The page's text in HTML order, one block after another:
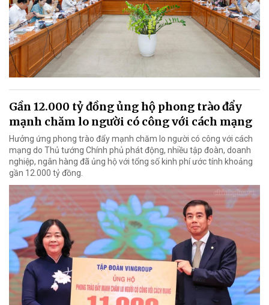
Gần 12.000 tỷ đồng ủng hộ phong trào đẩy
mạnh chăm lo người có công với cách mạng
Hưởng ứng phong trào đẩy mạnh chăm lo người có công với cách
mạng do Thủ tướng Chính phủ phát động, nhiều tập đoàn, doanh
nghiệp, ngân hàng đã ủng hộ với tổng số kinh phí ước tính khoảng
gần 12.000 tỷ đồng.